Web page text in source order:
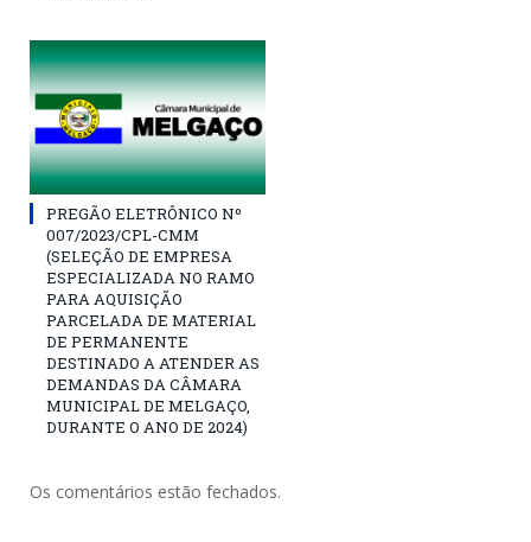
PREGÃO ELETRÔNICO Nº
007/2023/CPL-CMM
(SELEÇÃO DE EMPRESA
ESPECIALIZADA NO RAMO
PARA AQUISIÇÃO
PARCELADA DE MATERIAL
DE PERMANENTE
DESTINADO A ATENDER AS
DEMANDAS DA CÂMARA
MUNICIPAL DE MELGAÇO,
DURANTE O ANO DE 2024)
Os comentários estão fechados.